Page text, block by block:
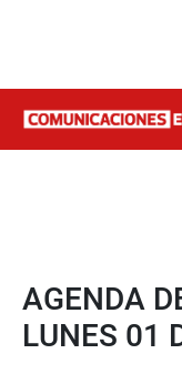
AGENDA
LUNES 01